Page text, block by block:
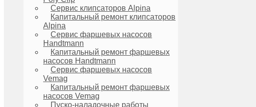
Сервис клипсаторов Alpina
Капитальный ремонт клипсаторов
Alpina
Сервис фаршевых насосов
Handtmann
Капитальный ремонт фаршевых
насосов Handtmann
Сервис фаршевых насосов
Vemag
Капитальный ремонт фаршевых
насосов Vemag
Пуско-наладочные работы